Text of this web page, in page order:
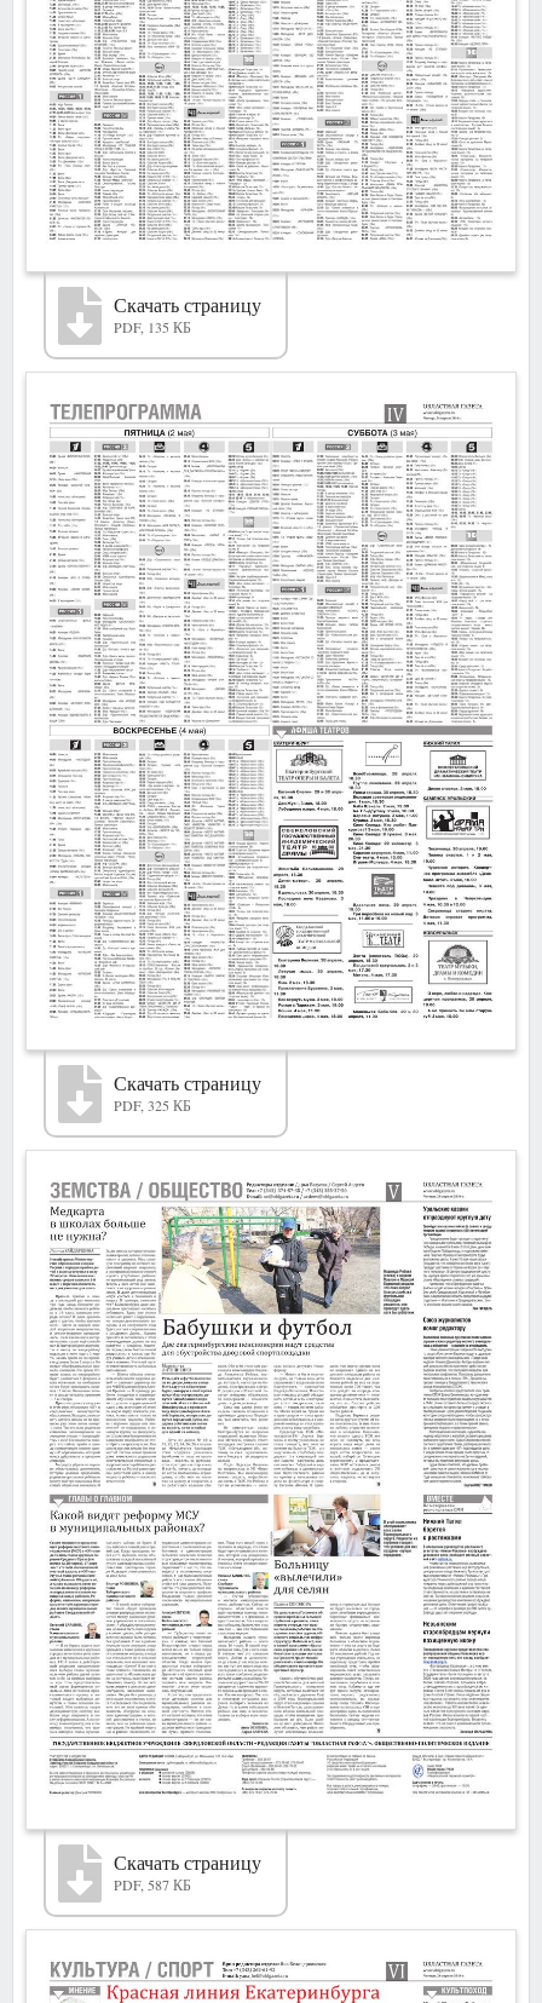
Скачать страницу
PDF, 135 КБ
Скачать страницу
PDF, 325 КБ
Скачать страницу
PDF, 587 КБ